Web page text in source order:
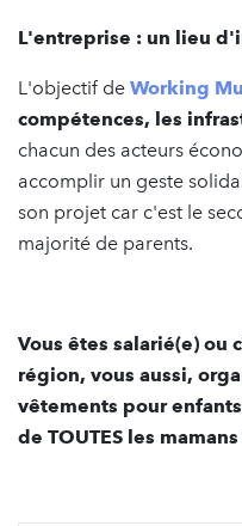
L'entreprise : un lieu
L'objectif de Working
compétences, les
chacun des acteurs
accomplir un geste
son projet car c'est le
majorité de parents.
Vous êtes salarié(e) ou
région, vous aussi,
vêtements pour
de TOUTES les mamans